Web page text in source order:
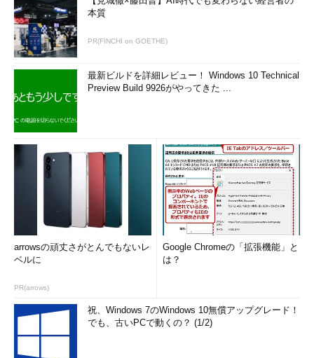
本質
PR(FINCHI on GOETHE)
最新ビルドを詳細レビュー！ Windows 10 Technical
Preview Build 9926がやってきた ...
arrowsの頑丈さがとんでもないレ
ベルに
PR(arrows)
Google Chromeの「拡張機能」と
は？
祝、Windows 7のWindows 10無償アップグレード！
でも、古いPCで動くの？ (1/2)